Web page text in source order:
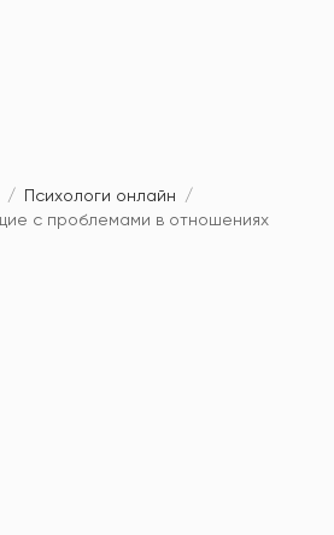
/ Психологи онлайн /
с проблемами в отношениях